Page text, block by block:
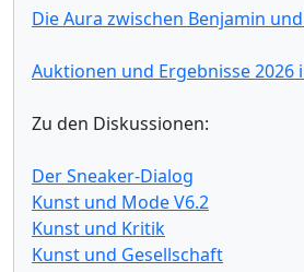
Die Aura zwischen Benjamin
Auktionen und Ergebnisse 2026
Zu den Diskussionen:
Der Sneaker-Dialog
Kunst und Mode V6.2
Kunst und Kritik
Kunst und Gesellschaft